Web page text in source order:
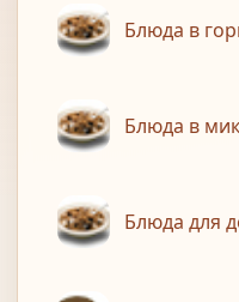
Блюда в
Блюда в
Блюда для